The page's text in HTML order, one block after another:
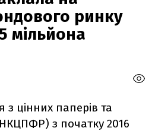
ринку
мільйона
з цінних паперів та
з початку 2016